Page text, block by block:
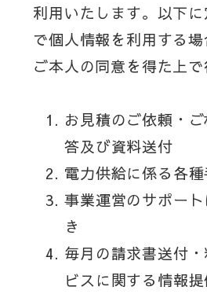
利用いたします。以下
で個人情報を利用する
ご本人の同意を得た上で
お見積のご依頼・
答及び資料送付
電力供給に係る各種
事業運営のサポー
き
毎月の請求書送付
ビスに関する情報